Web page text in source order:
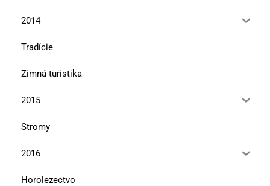
2014
Tradície
Zimná turistika
2015
Stromy
2016
Horolezectvo